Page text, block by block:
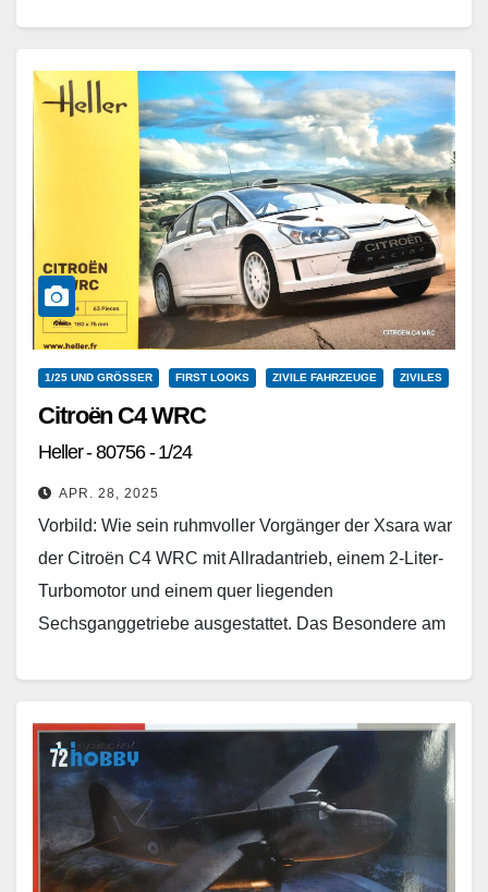
1/25 UND GRÖSSER FIRST LOOKS ZIVILE FAHRZEUGE ZIVILES
Citroën C4 WRC
Heller - 80756 - 1/24
APR. 28, 2025
Vorbild: Wie sein ruhmvoller Vorgänger der Xsara war
der Citroën C4 WRC mit Allradantrieb, einem 2-Liter-
Turbomotor und einem quer liegenden
Sechsganggetriebe ausgestattet. Das Besondere am